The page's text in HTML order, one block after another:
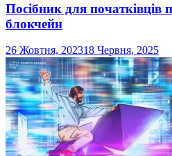
Посібник для початківців
блокчейн
26 Жовтня, 202318 Червня, 2025